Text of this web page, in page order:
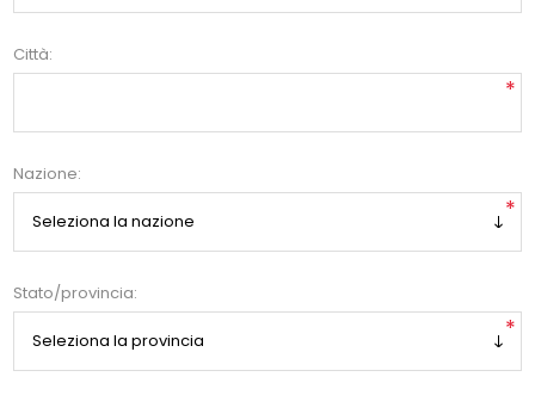
Città:
*
Nazione:
*
Stato/provincia:
*